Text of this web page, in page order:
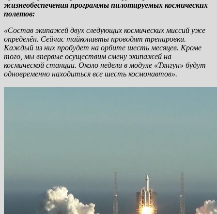
жизнеобеспечения программы пилотируемых космических
полетов:
«Состав экипажей двух следующих космических миссий уже
определён. Сейчас тайконавты проводят тренировки.
Каждый из них пробудет на орбите шесть месяцев. Кроме
того, мы впервые осуществим смену экипажей на
космической станции. Около недели в модуле «Тянгун» будут
одновременно находиться все шесть космонавтов».